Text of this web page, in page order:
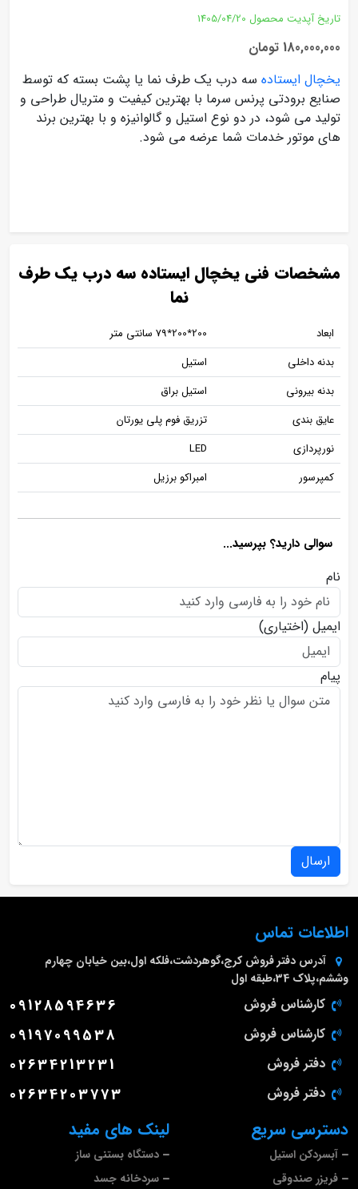
تاریخ آپدیت محصول 1405/04/20
180,000,000 تومان
یخچال ایستاده سه درب یک طرف نما یا پشت بسته که توسط
صنایع برودتی پرنس سرما با بهترین کیفیت و متریال طراحی و
تولید می شود، در دو نوع استیل و گالوانیزه و با بهترین برند
های موتور خدمات شما عرضه می شود.
مشخصات فنی یخچال ایستاده سه درب یک طرف
نما
ابعاد
200٭200٭79 سانتی متر
بدنه داخلی
استیل
بدنه بیرونی
استیل براق
عایق بندی
تزریق فوم پلی یورتان
نورپردازی
LED
کمپرسور
امبراکو برزیل
سوالی دارید؟ بپرسید...
نام
ایمیل (اختیاری)
پیام
ارسال
لینک های مفید
دستگاه بستنی ساز
سردخانه جسد
دسترسی سریع
آبسردکن استیل
فریزر صندوقی
اطلاعات تماس
آدرس دفتر فروش کرج،گوهردشت،فلکه اول،بین خیابان چهارم
وششم،پلاک 34،طبقه اول
کارشناس فروش 09128594636
کارشناس فروش 09197099538
دفتر فروش 02634213231
دفتر فروش 02634203773